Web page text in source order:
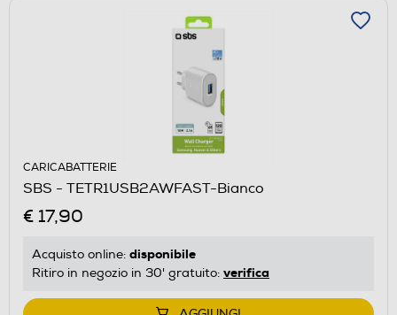
CARICABATTERIE
SBS - TETR1USB2AWFAST-Bianco
€ 17,90
Acquisto online: disponibile
Ritiro in negozio in 30' gratuito: verifica